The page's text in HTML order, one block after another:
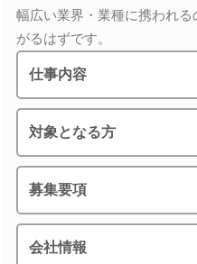
幅広い業界・業種に携われ
がるはずです。
仕事内容
対象となる方
募集要項
会社情報